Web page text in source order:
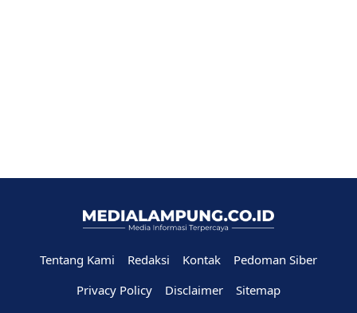
Tentang Kami Redaksi Kontak
Pedoman Siber
Privacy Policy
Disclaimer Sitemap